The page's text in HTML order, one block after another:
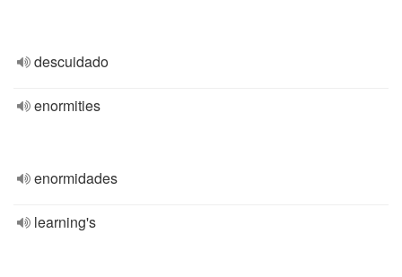
descuidado
enormities
enormidades
learning's